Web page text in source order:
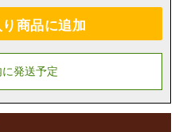
商品に追加